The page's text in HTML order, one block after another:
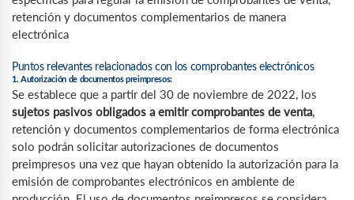
retención y documentos complementarios de manera
electrónica
Puntos relevantes relacionados con los comprobantes electrónicos
1. Autorización de documentos preimpresos:
Se establece que a partir del 30 de noviembre de 2022, los
sujetos pasivos obligados a emitir comprobantes de venta,
retención y documentos complementarios de forma electrónica
solo podrán solicitar autorizaciones de documentos
preimpresos una vez que hayan obtenido la autorización para la
emisión de comprobantes electrónicos en ambiente de